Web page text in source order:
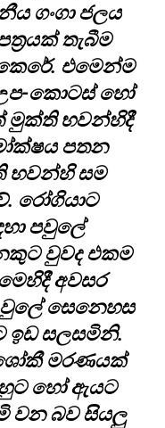
ගංගා ජලය
තැබීම
කෙරේ. එමෙන්ම
කොටස් හෝ
මුක්ති භවන්හිදී
පතන
භවන්හි සම
රෝගියාට
පවුලේ
වුවද එකම
අවසර
සෙනෙහස
ඉඩ සලසමිනි.
මරණයක්
හෝ ඇයට
වන බව සියලු